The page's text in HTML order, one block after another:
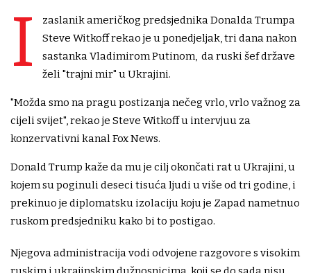
I
zaslanik američkog predsjednika Donalda Trumpa
Steve Witkoff rekao je u ponedjeljak, tri dana nakon
sastanka Vladimirom Putinom, da ruski šef države
želi "trajni mir" u Ukrajini.
"Možda smo na pragu postizanja nečeg vrlo, vrlo važnog za
cijeli svijet", rekao je Steve Witkoff u intervjuu za
konzervativni kanal Fox News.
Donald Trump kaže da mu je cilj okončati rat u Ukrajini, u
kojem su poginuli deseci tisuća ljudi u više od tri godine, i
prekinuo je diplomatsku izolaciju koju je Zapad nametnuo
ruskom predsjedniku kako bi to postigao.
Njegova administracija vodi odvojene razgovore s visokim